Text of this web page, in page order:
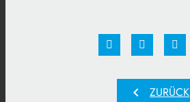
chevron_left ZURÜCK